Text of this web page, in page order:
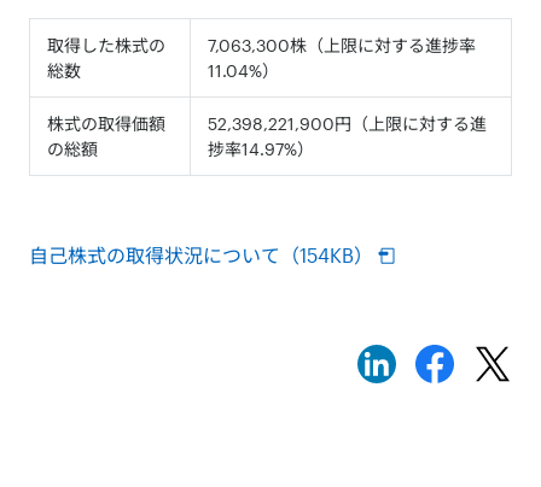
取得した株式の
総数
7,063,300株（上限に対する進捗率
11.04%）
株式の取得価額
の総額
52,398,221,900円（上限に対する進
捗率14.97%）
自己株式の取得状況について（154KB）